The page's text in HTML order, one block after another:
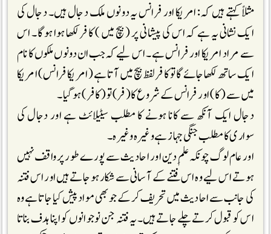
مثلاً کہتے ہیں کہ: امریکا اور فرانس یہ دونوں ملک دجال ہیں۔ دجال کی
ایک نشانی یہ ہے کہ اس کی پیشانی پر ( بیچ میں ) کافر لکھا ہوا ہوگا۔ اس
سے مراد امریکا اور فرانس ہے۔ اس لیے کہ جب ان دونوں ملکوں کا نام
ایک ساتھ لکھا جائے گا تو کافر لفظ بیچ میں آتا ہے ( امریکا فرانس) امریکا
میں سے ( کا) اور فرانس کے شروع کا (فر) تو ( کافر ) ہو گیا۔
دجال ایک آنکھ سے کانا ہونے کا مطلب سیٹیلائٹ ہے اور دجال کی
سواری کامطلب جنگی جہاز ہے وغیرہ وغیرہ۔
اور عام لوگ چونکہ علم ِدین اور احادیث سے پورے طور پر واقف نہیں
ہوتے اس لیے وہ اس فتنے کے آسانی سے شکار ہو جاتے ہیں اور اس فتنہ
کی جانب سے احادیث میں تحریف کر کے جو بھی مواد پیش کیا جاتا ہے وہ
اس کو قبول کرتے چلے جاتے ہیں۔یہ فتنہ جن نوجوانوں کو اپنا ہدف بناتا